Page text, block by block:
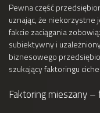
Pewna część
uznając, że niekorzystne
fakcie zaciągania
subiektywny i
biznesowego
szukający faktoringu
Faktoring mieszany